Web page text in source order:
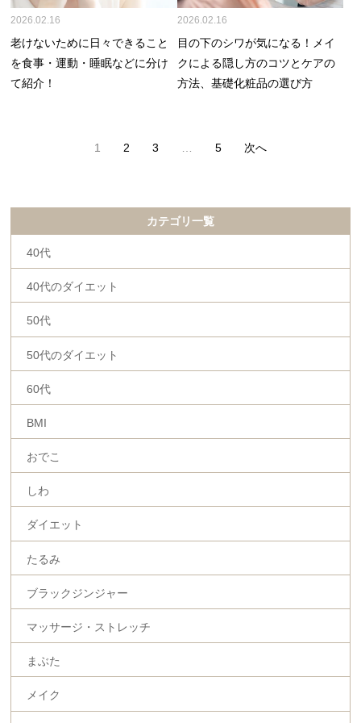
カテゴリ一覧
40代
40代のダイエット
50代
50代のダイエット
60代
BMI
おでこ
しわ
ダイエット
たるみ
ブラックジンジャー
マッサージ・ストレッチ
まぶた
メイク
2026.02.16
老けないために日々できること
を食事・運動・睡眠などに分け
て紹介！
2026.02.16
目の下のシワが気になる！メイ
クによる隠し方のコツとケアの
方法、基礎化粧品の選び方
り
1 2 3 5 次へ